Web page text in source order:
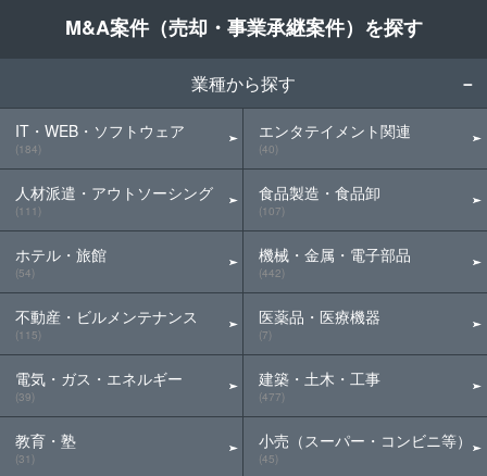
M&A案件（売却・事業承継案件）を探す
業種から探す
IT・WEB・ソフトウェア
(184)
人材派遣・アウトソーシング
(111)
ホテル・旅館
(54)
不動産・ビルメンテナンス
(115)
電気・ガス・エネルギー
(39)
教育・塾
(31)
エンタテイメント関連
(40)
食品製造・食品卸
(107)
機械・金属・電子部品
(442)
医薬品・医療機器
(7)
建築・土木・工事
(477)
小売（スーパー・コンビニ等）
(45)